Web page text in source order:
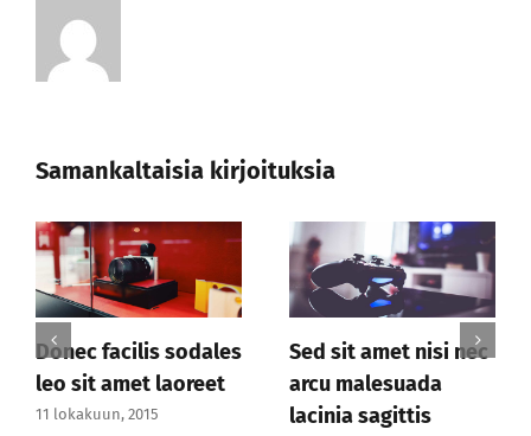
Samankaltaisia kirjoituksia
amet nisi nec
sagittis
Vestibulum hendrerit
risus viverra
malesuada